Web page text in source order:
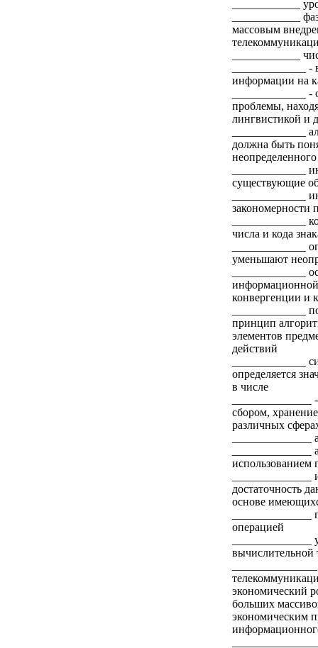
____________
____________
массовым
____________
_____________
информации на
_____________
проблемы,
лингвистикой и
_____________
должна быть
_____________
существующие
_____________
_____________
числа и кода
_____________
уменьшают
_____________
информационной
конвергенции и
_____________
принцип
элементов
действий
_____________
определяется
в числе
сбором,
различных
достаточность
основе
операцией
вычислительной
экономический
больших
экономическим